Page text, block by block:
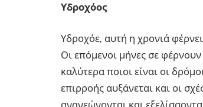
Υδροχόος
Υδροχόε, αυτή η χρονιά
Οι επόμενοι μήνες σε
καλύτερα ποιοι είναι οι
επιρροής αυξάνεται και οι